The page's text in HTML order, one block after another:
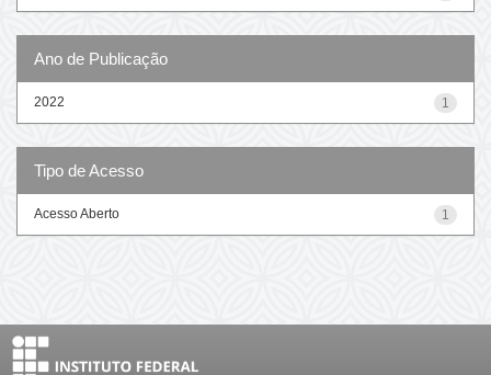
Ano de Publicação
1
2022
Tipo de Acesso
1
Acesso Aberto